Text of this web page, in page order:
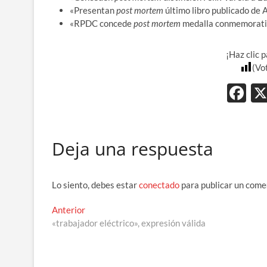
«Presentanpost mortem último libro publicado de
«RPDC concedepost mortem medalla
¡Haz clic
F
o
Deja una respuesta
Lo siento, debes estarconectado para publicar un
Navegación
de
AnteriorEntrada
anterior:
«trabajador eléctrico», expresión válida